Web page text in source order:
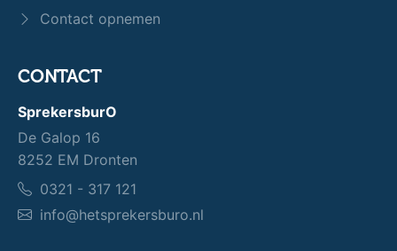
Contact opnemen
CONTACT
SprekersburO
De Galop 16
8252 EM Dronten
0321 - 317 121
info@hetsprekersburo.nl